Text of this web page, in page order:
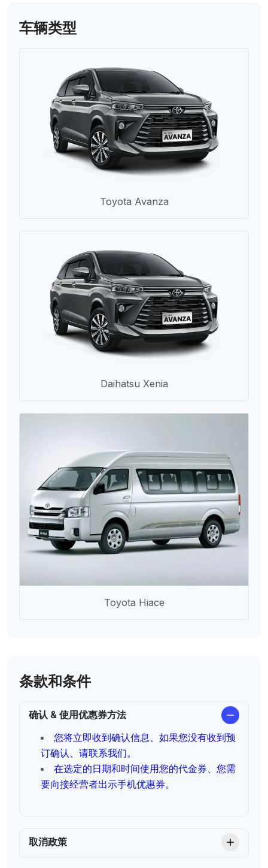
车辆类型
Toyota Avanza
Daihatsu Xenia
Toyota Hiace
条款和条件
确认 & 使用优惠券方法
您将立即收到确认信息、如果您没有收到预
订确认、请联系我们。
在选定的日期和时间使用您的代金券、您需
要向接经营者出示手机优惠券。
取消政策